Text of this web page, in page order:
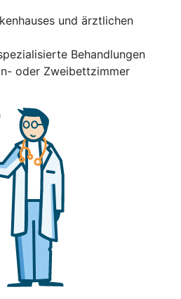
und ärztlichen
Behandlungen
oder Zweibettzimmer